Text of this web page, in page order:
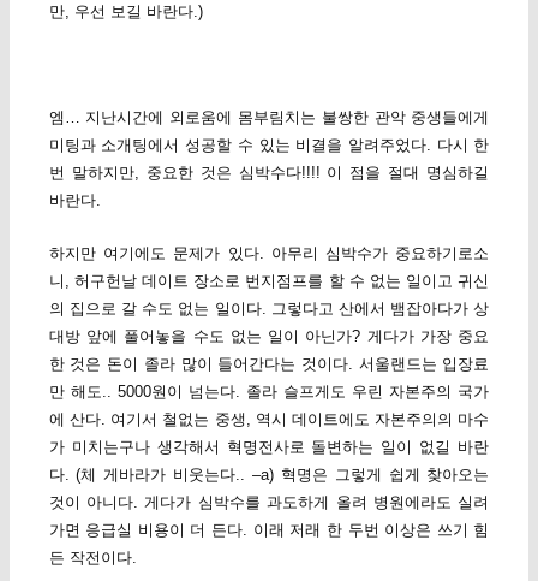
만, 우선 보길 바란다.)
엠… 지난시간에 외로움에 몸부림치는 불쌍한 관악 중생들에게
미팅과 소개팅에서 성공할 수 있는 비결을 알려주었다. 다시 한
번 말하지만, 중요한 것은 심박수다!!!! 이 점을 절대 명심하길
바란다.
하지만 여기에도 문제가 있다. 아무리 심박수가 중요하기로소
니, 허구헌날 데이트 장소로 번지점프를 할 수 없는 일이고 귀신
의 집으로 갈 수도 없는 일이다. 그렇다고 산에서 뱀잡아다가 상
대방 앞에 풀어놓을 수도 없는 일이 아닌가? 게다가 가장 중요
한 것은 돈이 졸라 많이 들어간다는 것이다. 서울랜드는 입장료
만 해도.. 5000원이 넘는다. 졸라 슬프게도 우린 자본주의 국가
에 산다. 여기서 철없는 중생, 역시 데이트에도 자본주의의 마수
가 미치는구나 생각해서 혁명전사로 돌변하는 일이 없길 바란
다. (체 게바라가 비웃는다.. –a) 혁명은 그렇게 쉽게 찾아오는
것이 아니다. 게다가 심박수를 과도하게 올려 병원에라도 실려
가면 응급실 비용이 더 든다. 이래 저래 한 두번 이상은 쓰기 힘
든 작전이다.